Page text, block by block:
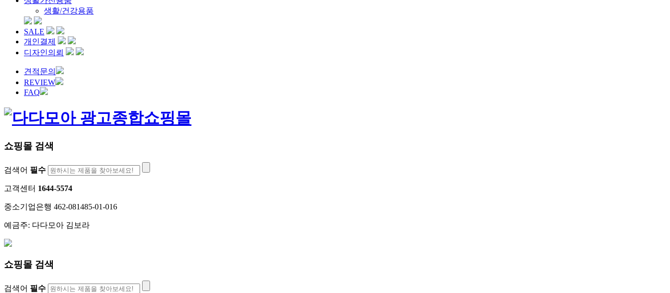
생활/건강용품
SALE
개인결제
디자인의뢰
견적문의
REVIEW
FAQ
쇼핑몰 검색
검색어 필수
고객센터 1644-5574
중소기업은행 462-081485-01-016
예금주: 다다모아 김보라
쇼핑몰 검색
검색어 필수